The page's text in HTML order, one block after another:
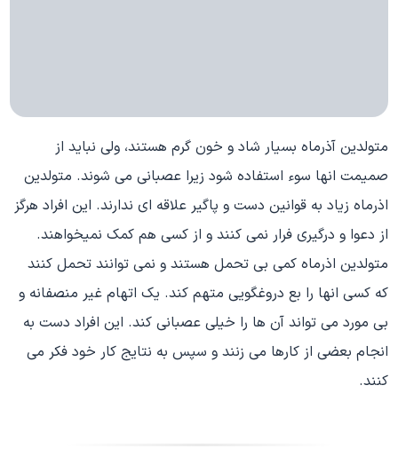
متولدین آذرماه بسیار شاد و خون گرم هستند، ولی نباید از
صمیمت انها سوء استفاده شود زیرا عصبانی می شوند. متولدین
اذرماه زیاد به قوانین دست و پاگیر علاقه ای ندارند. این افراد هرگز
از دعوا و درگیری فرار نمی کنند و از کسی هم کمک نمیخواهند.
متولدین اذرماه کمی بی تحمل هستند و نمی توانند تحمل کنند
که کسی انها را بع دروغگویی متهم کند. یک اتهام غیر منصفانه و
بی مورد می تواند آن ها را خیلی عصبانی کند. این افراد دست به
انجام بعضی از کارها می زنند و سپس به نتایج کار خود فکر می
کنند.